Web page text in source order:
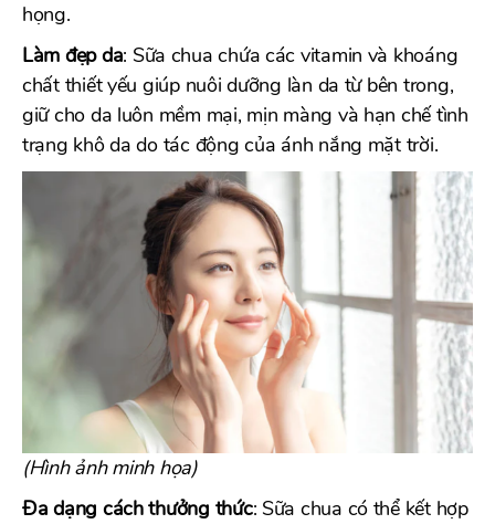
họng.
Làm đẹp da: Sữa chua chứa các vitamin và khoáng
chất thiết yếu giúp nuôi dưỡng làn da từ bên trong,
giữ cho da luôn mềm mại, mịn màng và hạn chế tình
trạng khô da do tác động của ánh nắng mặt trời.
(Hình ảnh minh họa)
Đa dạng cách thưởng thức: Sữa chua có thể kết hợp